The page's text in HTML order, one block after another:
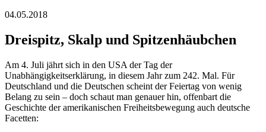
04.05.2018
Dreispitz, Skalp und Spitzenhäubchen
Am 4. Juli jährt sich in den USA der Tag der
Unabhängigkeitserklärung, in diesem Jahr zum 242. Mal. Für
Deutschland und die Deutschen scheint der Feiertag von wenig
Belang zu sein – doch schaut man genauer hin, offenbart die
Geschichte der amerikanischen Freiheitsbewegung auch deutsche
Facetten: